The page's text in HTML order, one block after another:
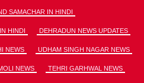
SAMACHAR IN HINDI
HINDI DEHRADUN NEWS UPDATES
NEWS UDHAM SINGH NAGAR NEWS
NEWS TEHRI GARHWAL NEWS